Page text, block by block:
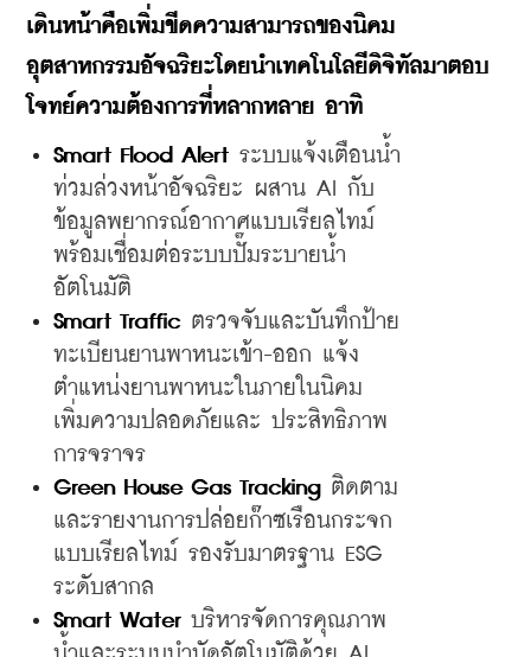
เดินหน้าคือเพิ่มขีดความสามารถของนิคม
อุตสาหกรรมอัจฉริยะโดยนำเทคโนโลยีดิจิทัลมาตอบ
โจทย์ความต้องการที่หลากหลาย อาทิ
Smart Flood Alert ระบบแจ้งเตือนน้ำ
ท่วมล่วงหน้าอัจฉริยะ ผสาน AI กับ
ข้อมูลพยากรณ์อากาศแบบเรียลไทม์
พร้อมเชื่อมต่อระบบปั๊มระบายน้ำ
อัตโนมัติ
Smart Traffic ตรวจจับและบันทึกป้าย
ทะเบียนยานพาหนะเข้า-ออก แจ้ง
ตำแหน่งยานพาหนะในภายในนิคม
เพิ่มความปลอดภัยและ ประสิทธิภาพ
การจราจร
Green House Gas Tracking ติดตาม
และรายงานการปล่อยก๊าซเรือนกระจก
แบบเรียลไทม์ รองรับมาตรฐาน ESG
ระดับสากล
Smart Water บริหารจัดการคุณภาพ